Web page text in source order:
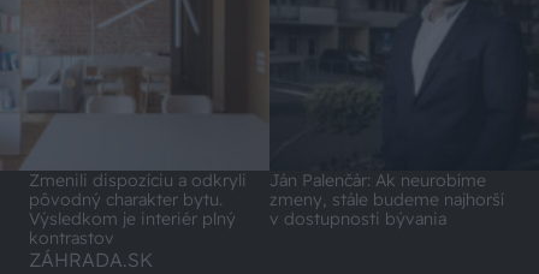
Zmenili dispozíciu a odkryli
pôvodný charakter bytu.
Výsledkom je interiér plný
kontrastov
Ján Palenčár: Ak neurobíme
zmeny, stále budeme najhorší
v dostupnosti bývania
ZÁHRADA.SK